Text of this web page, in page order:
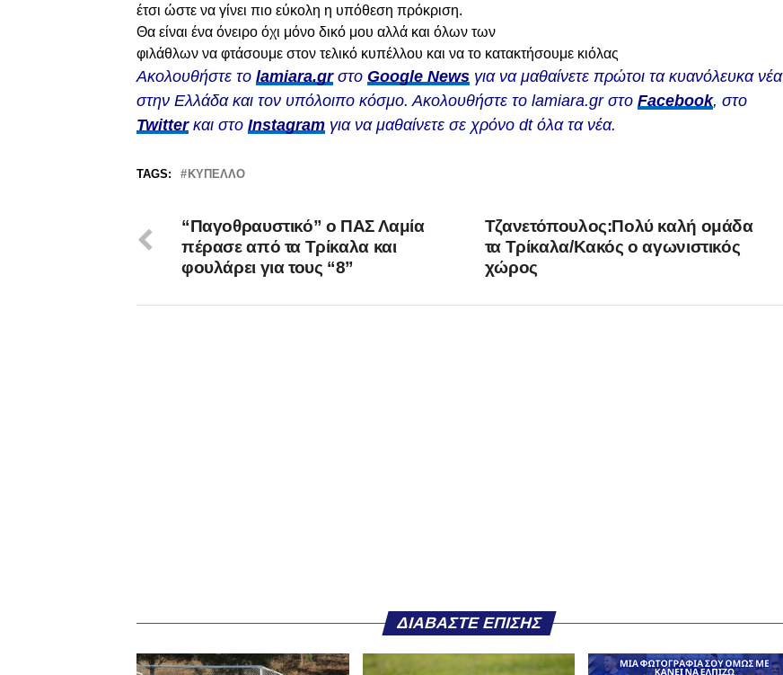
έτσι ώστε να γίνει πιο εύκολη η υπόθεση πρόκριση.
Θα είναι ένα όνειρο όχι μόνο δικό μου αλλά και όλων των
φιλάθλων να φτάσουμε στον τελικό κυπέλλου και να το κατακτήσουμε κιόλας
Ακολουθήστε το lamiara.grστο Google News για να μαθαίνετε πρώτοι τα κυανόλευκα νέα
στην Ελλάδα και τον υπόλοιπο κόσμο. Ακολουθήστε το lamiara.gr στο Facebook, στο
Twitterκαι στο Instagram για να μαθαίνετε σε χρόνο dt όλα τα νέα.
TAGS: ΚΎΠΕΛΛΟ
Τζανετόπουλος:Πολύ καλή ομάδα
τα Τρίκαλα/Κακός ο αγωνιστικός
χώρος
“Παγοθραυστικό” ο ΠΑΣ Λαμία
πέρασε από τα Τρίκαλα και
φουλάρει για τους “8”
ΔΙΑΒΆΣΤΕ ΕΠΊΣΗΣ